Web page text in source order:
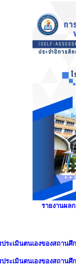
รายงานผล
ประเมินตนเองของสถาน
ประเมินตนเองของสถาน